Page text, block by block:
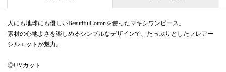
人にも地球にも優しいBeautifulCottonを使ったマキシワンピース。
素材の心地よさを楽しめるシンプルなデザインで、たっぷりとしたフレアー
シルエットが魅力。
◎UVカット